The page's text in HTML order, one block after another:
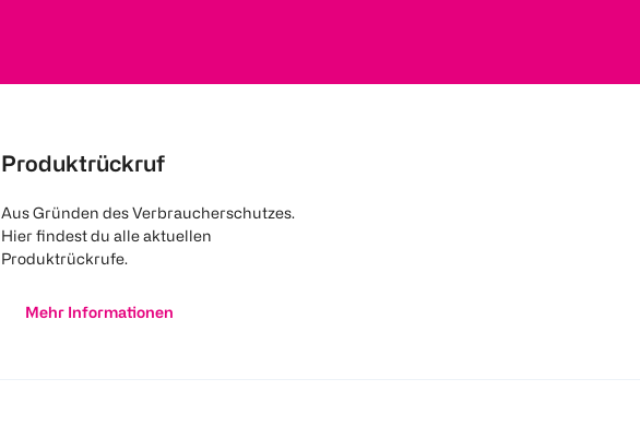
Produktrückruf
Aus Gründen des Verbraucherschutzes.
Hier findest du alle aktuellen
Produktrückrufe.
Mehr Informationen